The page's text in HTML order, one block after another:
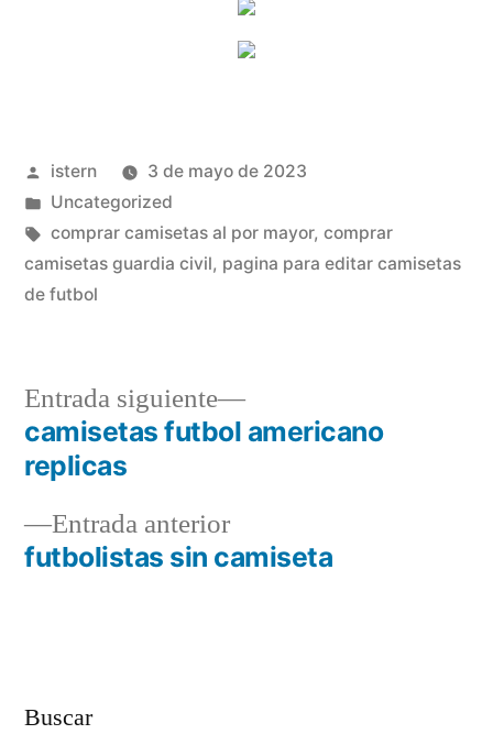
Publicado
por
istern
3 de mayo de 2023
Publicado
en
Uncategorized
Etiquetas:
comprar camisetas al por mayor, comprar
camisetas guardia civil, pagina para editar camisetas
de futbol
Navegación
entradas
Entrada anteriorEntrada
anterior:
futbolistas sin camiseta
Entrada siguiente
Entrada
siguiente:
camisetas futbol americano
replicas
Buscar